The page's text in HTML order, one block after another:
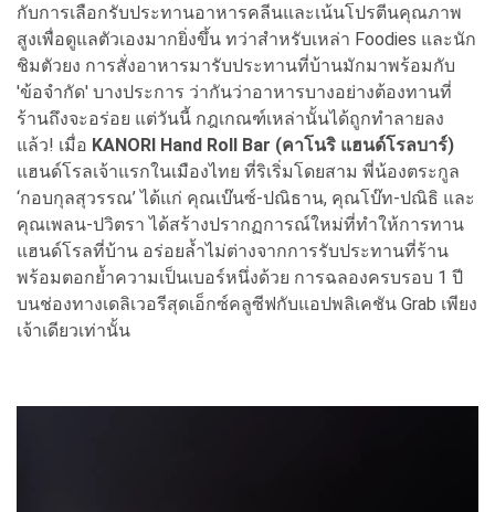
กับการเลือกรับประทานอาหารคลีนและเน้นโปรตีนคุณภาพ
สูงเพื่อดูแลตัวเองมากยิ่งขึ้น ทว่าสำหรับเหล่า Foodies และนัก
ชิมตัวยง การสั่งอาหารมารับประทานที่บ้านมักมาพร้อมกับ
'ข้อจำกัด' บางประการ ว่ากันว่าอาหารบางอย่างต้องทานที่
ร้านถึงจะอร่อย แต่วันนี้ กฎเกณฑ์เหล่านั้นได้ถูกทำลายลง
แล้ว! เมื่อ KANORI Hand Roll Bar (คาโนริ แฮนด์โรลบาร์)
แฮนด์โรลเจ้าแรกในเมืองไทย ที่ริเริ่มโดยสาม พี่น้องตระกูล
‘กอบกุลสุวรรณ’ ได้แก่ คุณเบ๊นซ์-ปณิธาน, คุณโบ๊ท-ปณิธิ และ
คุณเพลน-ปวิตรา ได้สร้างปรากฏการณ์ใหม่ที่ทำให้การทาน
แฮนด์โรลที่บ้าน อร่อยล้ำไม่ต่างจากการรับประทานที่ร้าน
พร้อมตอกย้ำความเป็นเบอร์หนึ่งด้วย การฉลองครบรอบ 1 ปี
บนช่องทางเดลิเวอรีสุดเอ็กซ์คลูซีฟกับแอปพลิเคชัน Grab เพียง
เจ้าเดียวเท่านั้น